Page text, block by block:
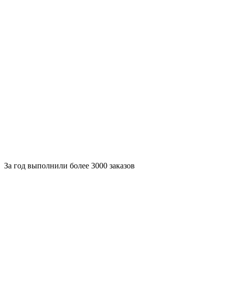
За год выполнили более 3000 заказов